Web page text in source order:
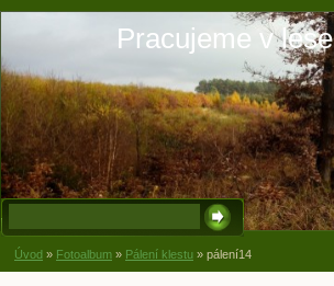
Pracujeme v lese
Úvod » Fotoalbum » Pálení klestu » pálení14